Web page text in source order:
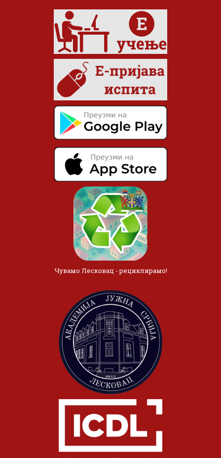
Чувамо Лесковац - рециклирамо!